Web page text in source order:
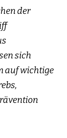
der
sich
auf wichtige